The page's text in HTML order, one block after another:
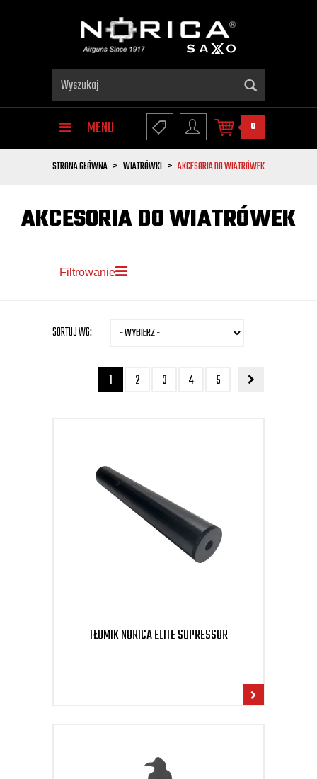
MENU 0
STRONA GŁÓWNA WIATRÓWKI AKCESORIA DO WIATRÓWEK
AKCESORIA DO WIATRÓWEK
Filtrowanie
SORTUJ WG:
1 2 3 4 5
TŁUMIK NORICA ELITE SUPRESSOR